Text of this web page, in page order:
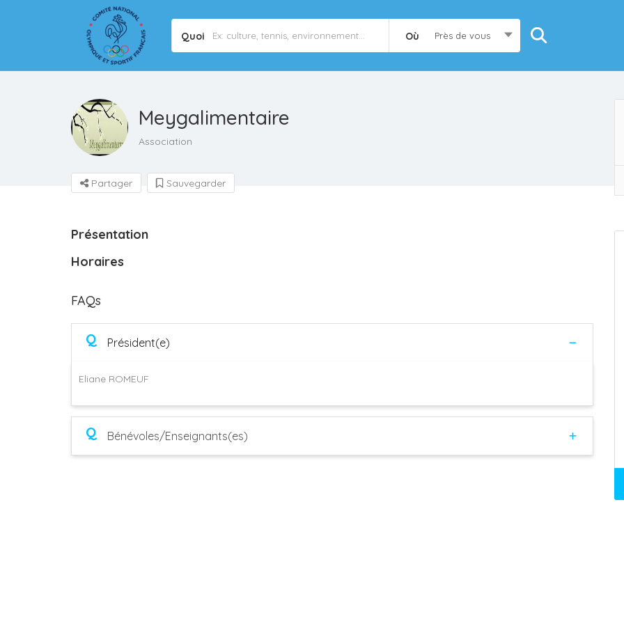
Quoi Où Près de vous
Meygalimentaire
Association
Partager Sauvegarder
Présentation
Horaires
FAQs
Q Président(e)
Eliane ROMEUF
Q Bénévoles/Enseignants(es)